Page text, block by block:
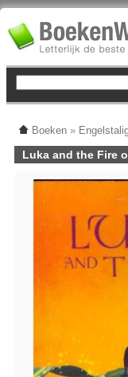
Boeken »
Luka and the Fire